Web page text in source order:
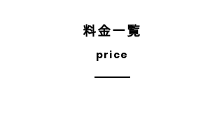
料金一覧
price